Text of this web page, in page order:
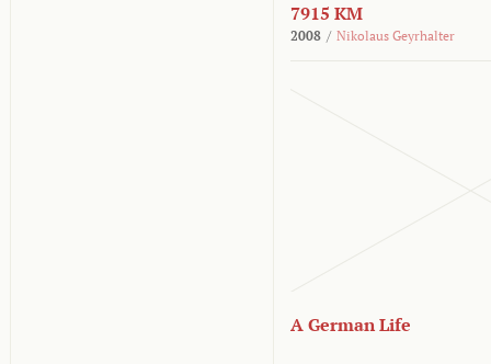
7915 KM
2008 / Nikolaus Geyrhalter
A German Life